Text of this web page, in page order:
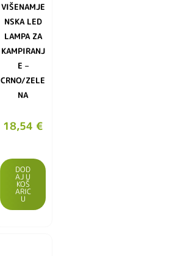
VIŠENAMJE
NSKA LED
LAMPA ZA
KAMPIRANJ
E –
CRNO/ZELE
NA
18,54 €
DOD
AJ U
KOŠ
ARIC
U